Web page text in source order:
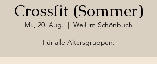
Crossfit (Sommer)
Mi., 20. Aug.
  |
Weil im Schönbuch
Für alle Altersgruppen.